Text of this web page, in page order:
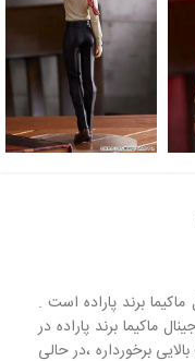
برند پاراده است .
ماکیما برند پاراده در
برخورداره ،در حالی